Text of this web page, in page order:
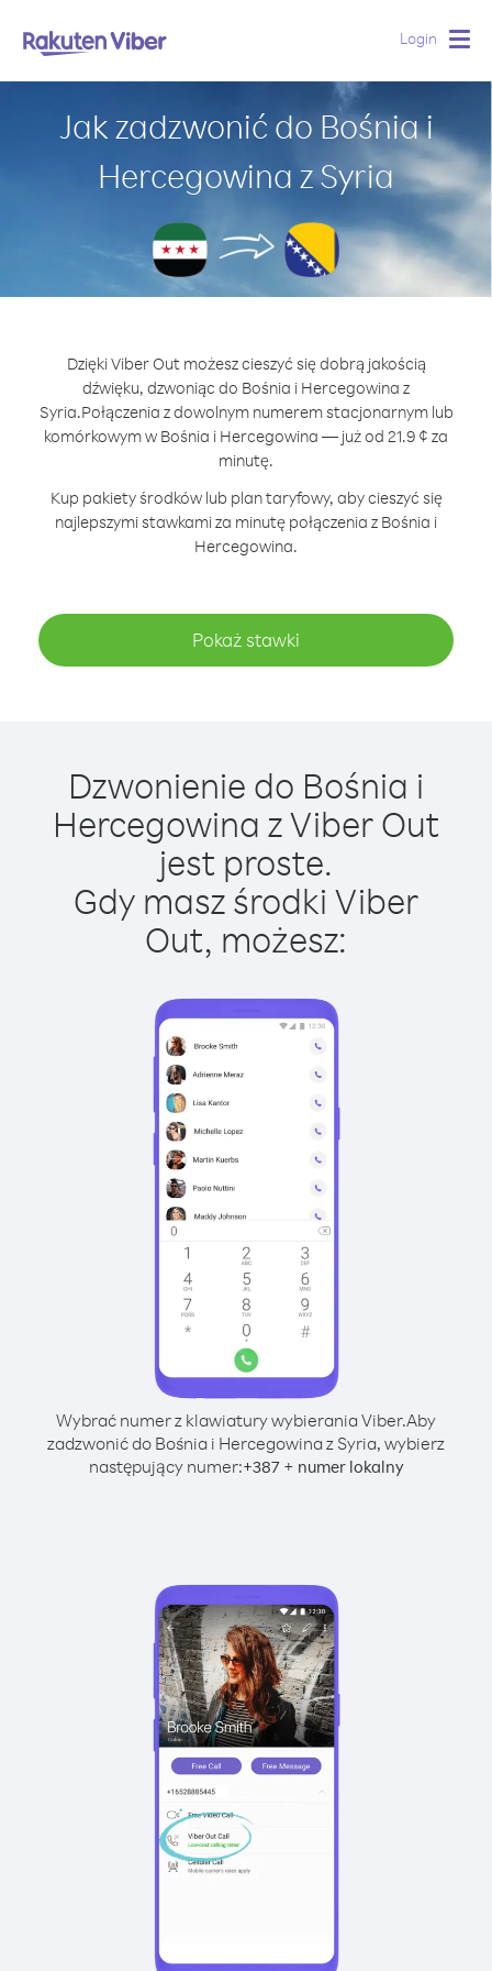
Login
Jak zadzwonić do Bośnia i
Hercegowina z Syria
Dzięki Viber Out możesz cieszyć się dobrą jakością
dźwięku, dzwoniąc do Bośnia i Hercegowina z
Syria.Połączenia z dowolnym numerem stacjonarnym lub
komórkowym w Bośnia i Hercegowina — już od 21.9 ¢ za
minutę.
Kup pakiety środków lub plan taryfowy, aby cieszyć się
najlepszymi stawkami za minutę połączenia z Bośnia i
Hercegowina.
Pokaż stawki
Dzwonienie do Bośnia i
Hercegowina z Viber Out
jest proste.
Gdy masz środki Viber
Out, możesz:
Wybrać numer z klawiatury wybierania Viber.Aby
zadzwonić do Bośnia i Hercegowina z Syria, wybierz
następujący numer:+387+ numer lokalny